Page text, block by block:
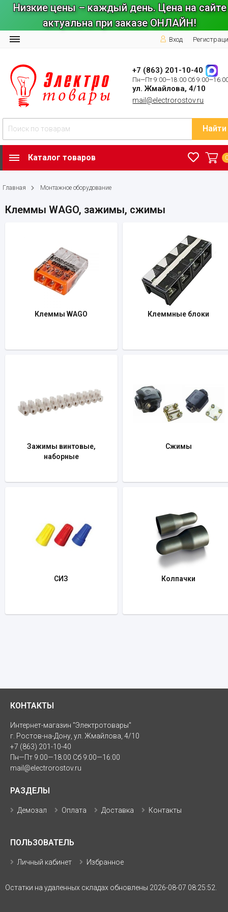
Низкие цены – каждый день. Цена на сайте
актуальна при заказе ОНЛАЙН!
Вход
+7 (863) 201-10-40
Пн—Пт 9:00—18:00 Сб
ул. Жмайлова, 4/10
mail@electrorostov.ru
Найти
Каталог товаров
Главная Монтажное оборудование
Клеммы WAGO, зажимы, сжимы
Клеммы WAGO Клеммные блоки
Зажимы винтовые,
наборные
Сжимы
СИЗ Колпачки
КОНТАКТЫ
Интернет-магазин "Электротовары"
г. Ростов-на-Дону, ул. Жмайлова, 4/10
+7 (863) 201-10-40
Пн—Пт 9:00—18:00 Сб 9:00—16:00
mail@electrorostov.ru
РАЗДЕЛЫ
Демозал Оплата Доставка Контакты
ПОЛЬЗОВАТЕЛЬ
Личный кабинет Избранное
Остатки на удаленных складах обновлены 2026-08-07 08:25:52.